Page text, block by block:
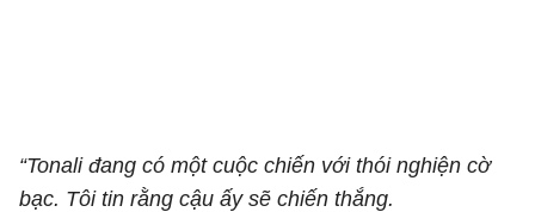
“Tonali đang có một cuộc chiến với thói nghiện cờ
bạc. Tôi tin rằng cậu ấy sẽ chiến thắng.